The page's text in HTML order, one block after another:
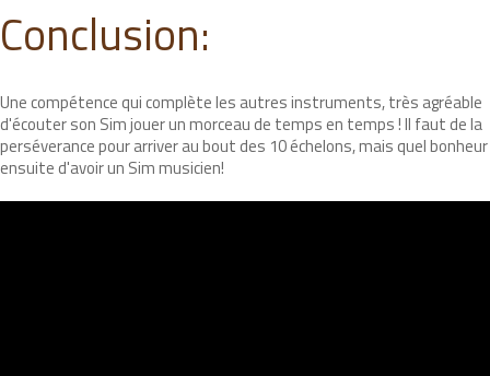
Conclusion:
Une compétence qui complète les autres instruments, très agréable
d'écouter son Sim jouer un morceau de temps en temps ! Il faut de la
perséverance pour arriver au bout des 10 échelons, mais quel bonheur
ensuite d'avoir un Sim musicien!